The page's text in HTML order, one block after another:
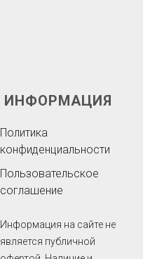
ИНФОРМАЦИЯ
Политика
конфиденциальности
Пользовательское
соглашение
Информация на сайте не
является публичной